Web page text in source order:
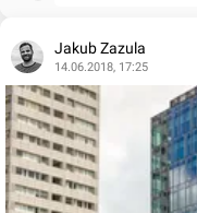
Jakub Zazula
14.06.2018, 17:25